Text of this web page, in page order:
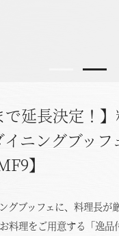
戻る 施設一覧
で延長決定！
ニングブッフ
】
グブッフェに、料理長が
料理をご用意する「逸品